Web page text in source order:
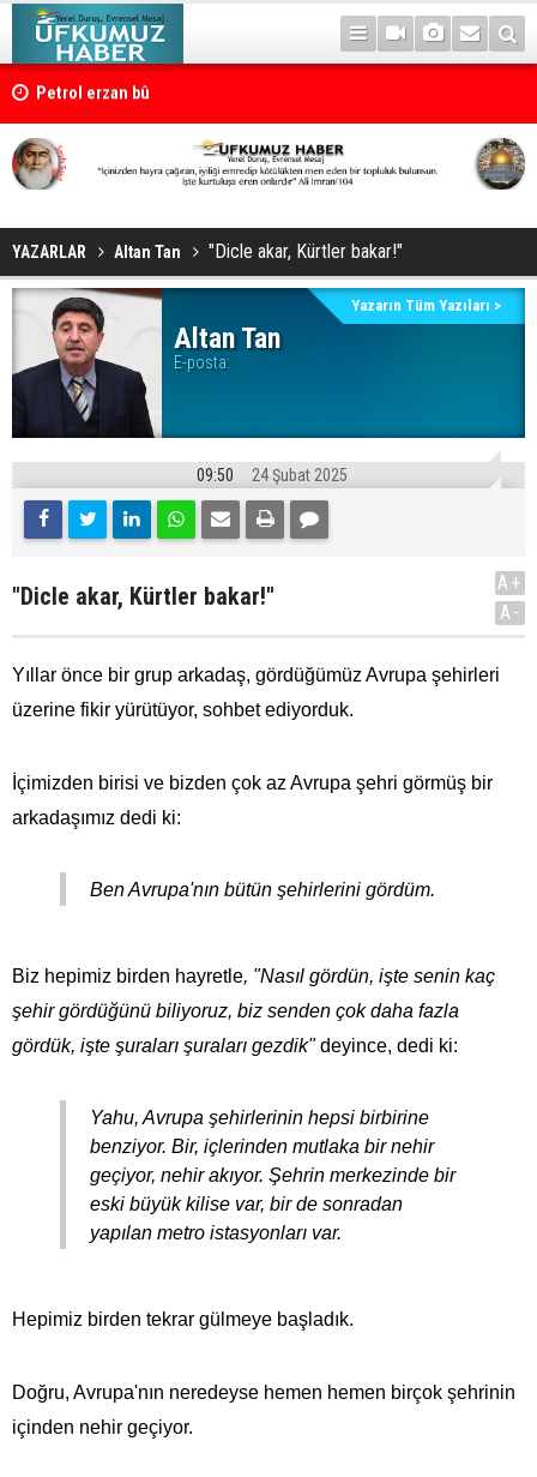
Petrol erzan bû
YAZARLAR Altan Tan "Dicle akar, Kürtler bakar!"
Altan Tan
E-posta:
Yazarın Tüm Yazıları >
09:50 24 Şubat 2025
"Dicle akar, Kürtler bakar!"
A+
A-
Yıllar önce bir grup arkadaş, gördüğümüz Avrupa şehirleri
üzerine fikir yürütüyor, sohbet ediyorduk.
İçimizden birisi ve bizden çok az Avrupa şehri görmüş bir
arkadaşımız dedi ki:
Ben Avrupa'nın bütün şehirlerini gördüm.
Biz hepimiz birden hayretle, "Nasıl gördün, işte senin kaç
şehir gördüğünü biliyoruz, biz senden çok daha fazla
gördük, işte şuraları şuraları gezdik"deyince, dedi ki:
Yahu, Avrupa şehirlerinin hepsi birbirine
benziyor. Bir, içlerinden mutlaka bir nehir
geçiyor, nehir akıyor. Şehrin merkezinde bir
eski büyük kilise var, bir de sonradan
yapılan metro istasyonları var.
Hepimiz birden tekrar gülmeye başladık.
Doğru, Avrupa'nın neredeyse hemen hemen birçok şehrinin
içinden nehir geçiyor.